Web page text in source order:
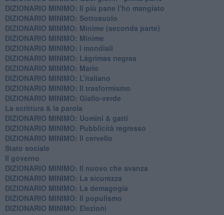
DIZIONARIO MINIMO: Il più pane l’ho mangiato
DIZIONARIO MINIMO: Sottosuolo
DIZIONARIO MINIMO: Minime (seconda parte)
DIZIONARIO MINIMO: Minime
DIZIONARIO MINIMO: ​I mondiali
DIZIONARIO MINIMO: ​Lágrimas negras
DIZIONARIO MINIMO: Mario
DIZIONARIO MINIMO: L’italiano
DIZIONARIO MINIMO: Il trasformismo
DIZIONARIO MINIMO: Giallo-verde
La scrittura & la parola
​DIZIONARIO MINIMO: Uomini & gatti
DIZIONARIO MINIMO: ​Pubblicità regresso
DIZIONARIO MINIMO: Il cervello
Stato sociale
Il governo
DIZIONARIO MINIMO: Il nuovo che avanza
DIZIONARIO MINIMO: La sicurezza
DIZIONARIO MINIMO: La demagogia
DIZIONARIO MINIMO: Il populismo
DIZIONARIO MINIMO: Elezioni